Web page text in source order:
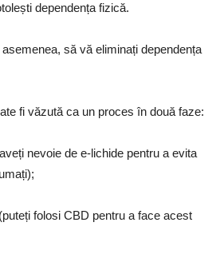
dependența fizică.
să vă eliminați dependența
fi văzută ca un proces în două faze:
nevoie de e-lichide pentru a evita
folosi CBD pentru a face acest